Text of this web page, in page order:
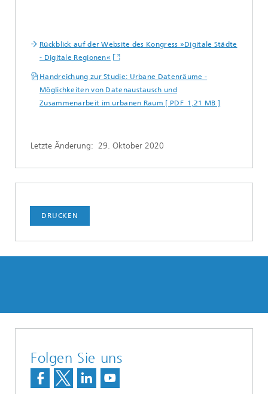
Rückblick auf der Website des Kongress »Digitale Städte
- Digitale Regionen«
Handreichung zur Studie: Urbane Datenräume -
Möglichkeiten von Datenaustausch und
Zusammenarbeit im urbanen Raum [ PDF 1,21 MB ]
Letzte Änderung: 29. Oktober 2020
DRUCKEN
Folgen Sie uns